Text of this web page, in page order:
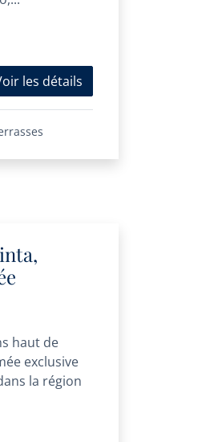
les détails
haut de
exclusive
la région